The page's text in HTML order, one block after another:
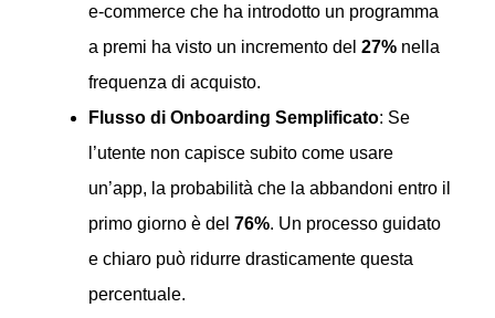
e-commerce che ha introdotto un programma
a premi ha visto un incremento del 27% nella
frequenza di acquisto.
Flusso di Onboarding Semplificato: Se
l’utente non capisce subito come usare
un’app, la probabilità che la abbandoni entro il
primo giorno è del 76%. Un processo guidato
e chiaro può ridurre drasticamente questa
percentuale.